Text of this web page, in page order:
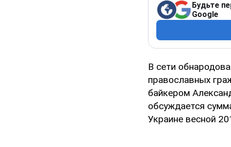
Будьте
Google
В сети
православных
байкером
обсуждается
Украине весной